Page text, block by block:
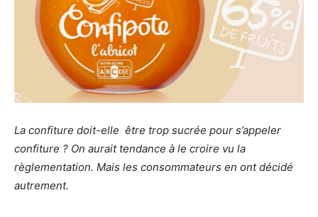
La confiture doit-elle être trop sucrée pour s’appeler
confiture ? On aurait tendance à le croire vu la
règlementation. Mais les consommateurs en ont décidé
autrement.